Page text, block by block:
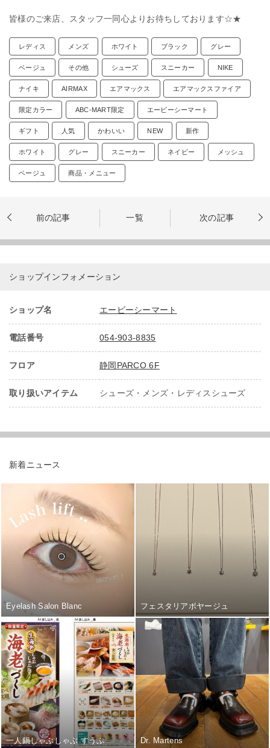
皆様のご来店、スタッフ一同心よりお待ちしております☆★
レディス メンズ ホワイト ブラック グレー
ベージュ その他 シューズ スニーカー NIKE
ナイキ AIRMAX エアマックス エアマックスファイア
限定カラー ABC-MART限定 エービーシーマート
ギフト 人気 かわいい NEW 新作
ホワイト グレー スニーカー ネイビー メッシュ
ベージュ 商品・メニュー
前の記事 一覧 次の記事
ショップインフォメーション
ショップ名 エービーシーマート
電話番号 054-903-8835
フロア 静岡PARCO 6F
取り扱いアイテム シューズ・メンズ・レディスシューズ
新着ニュース
Eyelash Salon Blanc フェスタリアボヤージュ
一人鍋しゃぶしゃぶ すうぷ Dr. Martens